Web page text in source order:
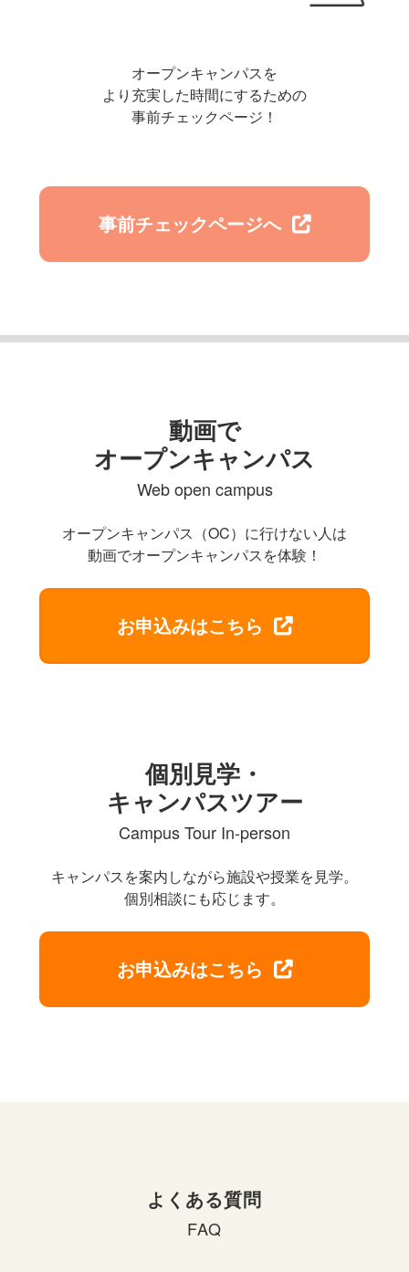
オープンキャンパスを
より充実した時間にするための
事前チェックページ！
事前チェックページへ
動画で
オープンキャンパス
Web open campus
オープンキャンパス（OC）に行けない人は
動画でオープンキャンパスを体験！
お申込みはこちら
個別見学・
キャンパスツアー
Campus Tour In-person
キャンパスを案内しながら施設や授業を見学。
個別相談にも応じます。
お申込みはこちら
よくある質問
FAQ